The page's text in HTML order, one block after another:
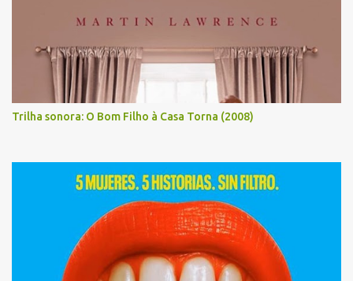
Trilha sonora: O Bom Filho à Casa Torna (2008)